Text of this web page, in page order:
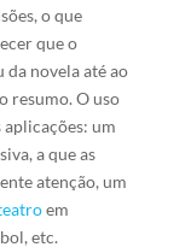
o que
que o
novela até ao
resumo. O uso
um
a que as
atenção, um
em
etc.